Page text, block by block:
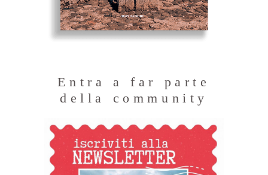
Entra a far parte
della community